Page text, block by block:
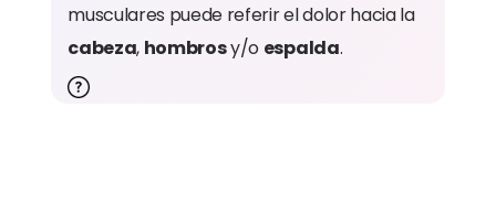
musculares puede referir el dolor hacia la
cabeza, hombrosy/o espalda.